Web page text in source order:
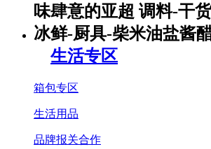
生活专区
箱包专区
生活用品
品牌报关合作